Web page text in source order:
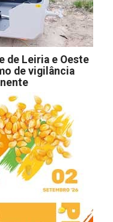
de Leiria e Oeste
de vigilância